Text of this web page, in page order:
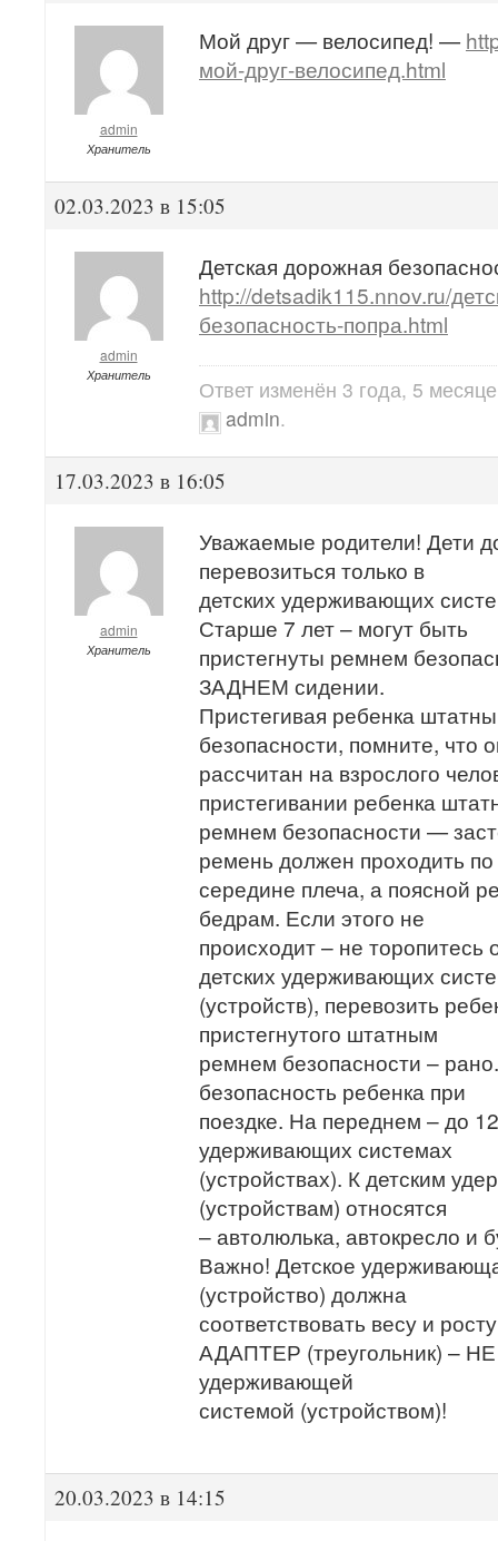
admin
Хранитель
Мой друг — велосипед! —
мой-друг-велосипед.html
02.03.2023 в 15:05
admin
Хранитель
Детская дорожная
http://detsadik115.nnov.ru/
безопасность-попра.html
Ответ изменён 3 года, 5
admin.
17.03.2023 в 16:05
admin
Хранитель
Уважаемые родители! Дети
перевозиться только в
детских удерживающих
Старше 7 лет – могут быть
пристегнуты ремнем
ЗАДНЕМ сидении.
Пристегивая ребенка
безопасности, помните, что
рассчитан на взрослого
пристегивании ребенка
ремнем безопасности —
ремень должен проходить по
середине плеча, а поясной
бедрам. Если этого не
происходит – не торопитесь
детских удерживающих
(устройств), перевозить
пристегнутого штатным
ремнем безопасности –
безопасность ребенка при
поездке. На переднем – до
удерживающих системах
(устройствах). К детским
(устройствам) относятся
– автолюлька, автокресло и
Важно! Детское
(устройство) должна
соответствовать весу и
АДАПТЕР (треугольник) –
удерживающей
системой (устройством)!
20.03.2023 в 14:15